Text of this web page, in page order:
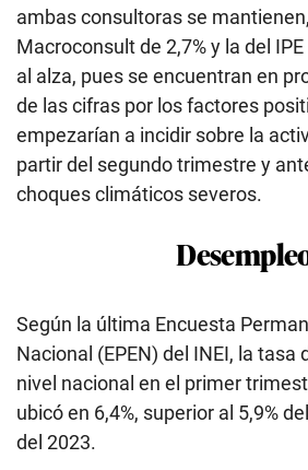
ambas consultoras se
Macroconsult de 2,7% y la del
al alza, pues se encuentran en
de las cifras por los factores
empezarían a incidir sobre la
partir del segundo trimestre y
choques climáticos severos.
Según la última Encuesta
Nacional (EPEN) del INEI, la tasa
nivel nacional en el primer
ubicó en 6,4%, superior al 5,9%
del 2023.